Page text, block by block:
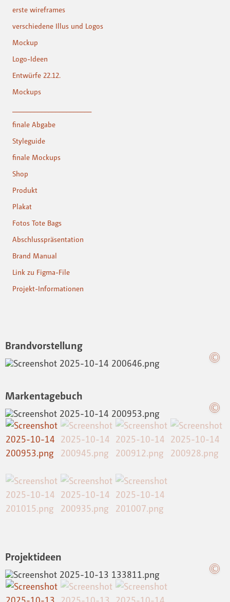
erste wireframes
verschiedene Illus und Logos
Mockup
Logo-Ideen
Entwürfe 22.12.
Mockups
finale Abgabe
Styleguide
finale Mockups
Shop
Produkt
Plakat
Fotos Tote Bags
Abschlusspräsentation
Brand Manual
Link zu Figma-File
Projekt-Informationen
Brandvorstellung
Markentagebuch
Projektideen